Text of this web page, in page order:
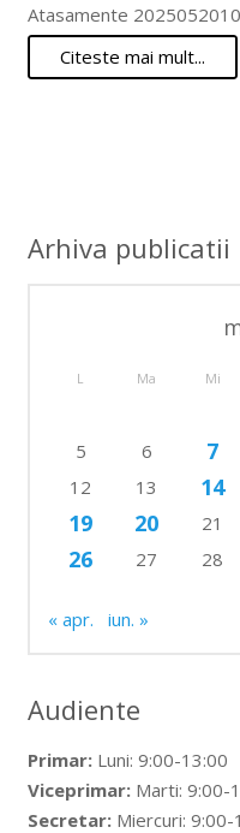
Atasamente
Citeste mai mult...
Arhiva publicatii
L Ma Mi
5
6 7
12
13 14
19 20 21
26 27 28
« apr. iun. »
Audiente
Primar:Luni: 9:00-13:00
Viceprimar:Marti: 9:00-
Secretar:Miercuri: 9:00-